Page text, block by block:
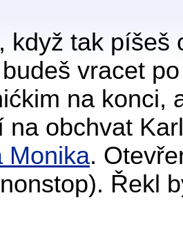
když tak píšeš
vracet
na konci,
na obchvat
Monika.
Řekl